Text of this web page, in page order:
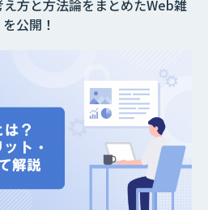
方と方法論をまとめたWeb雑
公開！